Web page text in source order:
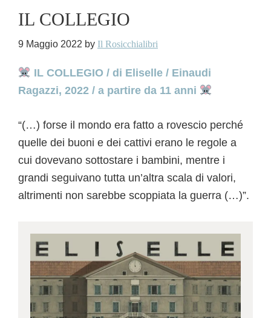
IL COLLEGIO
9 Maggio 2022 by Il Rosicchialibri
IL COLLEGIO / di Eliselle / Einaudi
Ragazzi, 2022 / a partire da 11 anni
“(…) forse il mondo era fatto a rovescio perché
quelle dei buoni e dei cattivi erano le regole a
cui dovevano sottostare i bambini, mentre i
grandi seguivano tutta un’altra scala di valori,
altrimenti non sarebbe scoppiata la guerra (…)”.